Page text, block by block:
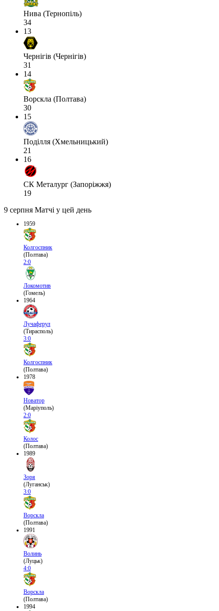
Нива (Тернопіль)
34
13
Чернігів (Чернігів)
31
14
Ворскла (Полтава)
30
15
Поділля (Хмельницький)
21
16
СК Металург (Запоріжжя)
19
9 серпня Матчі у цей день
1959
Колгоспник
(Полтава)
2:0
Локомотив
(Гомель)
1964
Лучаферул
(Тирасполь)
3:0
Колгоспник
(Полтава)
1978
Новатор
(Маріуполь)
2:0
Колос
(Полтава)
1989
Зоря
(Луганськ)
3:0
Ворскла
(Полтава)
1991
Волинь
(Луцьк)
4:0
Ворскла
(Полтава)
1994